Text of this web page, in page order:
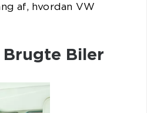
af, hvordan VW
Biler